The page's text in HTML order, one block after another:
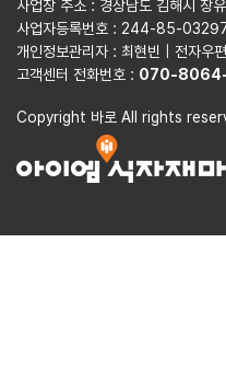
사업장 주소 : 경상남도 김해시 장
사업자등록번호 : 244-85-
개인정보관리자 : 최현빈 | 전자
고객센터 전화번호 : 070-
Copyright 바로 All rights